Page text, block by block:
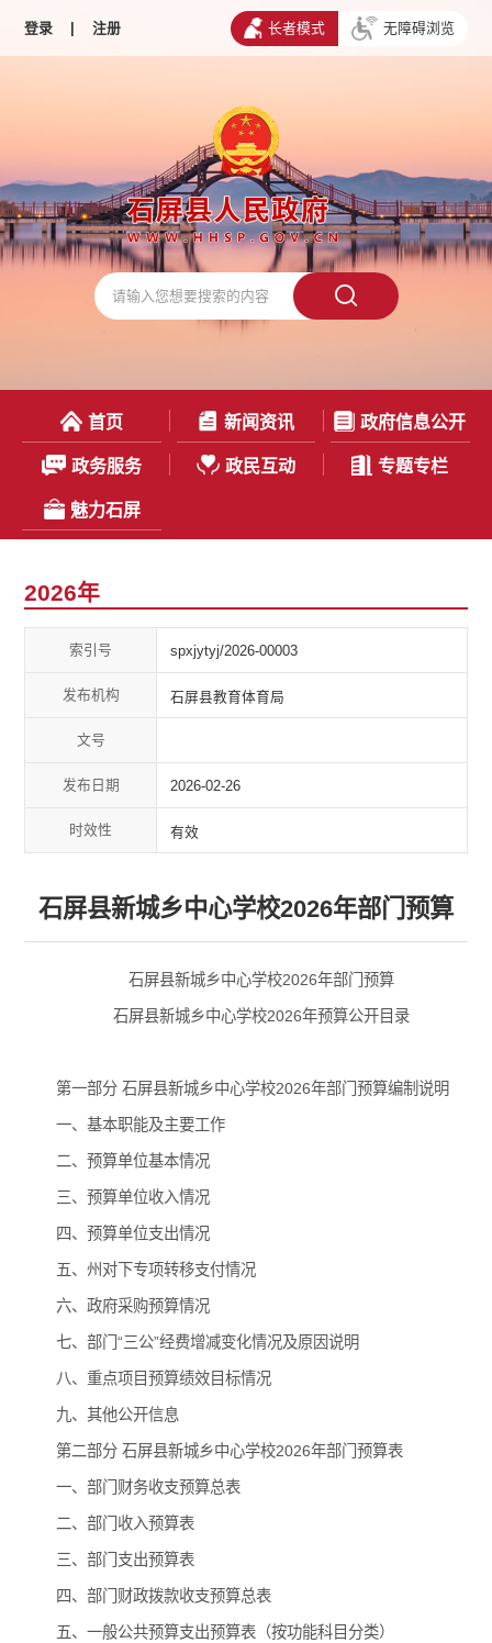
登录 | 注册 长者模式 无障碍浏览
首页 新闻资讯 政府信息公开
政务服务 政民互动 专题专栏
魅力石屏
2026年
索引号 spxjytyj/2026-00003
发布机构 石屏县教育体育局
文号
发布日期 2026-02-26
时效性 有效
石屏县新城乡中心学校2026年部门预算
石屏县新城乡中心学校2026年部门预算
石屏县新城乡中心学校2026年预算公开目录
第一部分 石屏县新城乡中心学校2026年部门预算编制说明
一、基本职能及主要工作
二、预算单位基本情况
三、预算单位收入情况
四、预算单位支出情况
五、州对下专项转移支付情况
六、政府采购预算情况
七、部门“三公”经费增减变化情况及原因说明
八、重点项目预算绩效目标情况
九、其他公开信息
第二部分 石屏县新城乡中心学校2026年部门预算表
一、部门财务收支预算总表
二、部门收入预算表
三、部门支出预算表
四、部门财政拨款收支预算总表
五、一般公共预算支出预算表（按功能科目分类）